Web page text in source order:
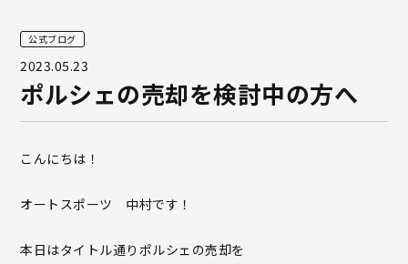
公式ブログ
2023.05.23
ポルシェの売却を検討中の方へ
こんにちは！
オートスポーツ 中村です！
本日はタイトル通りポルシェの売却を